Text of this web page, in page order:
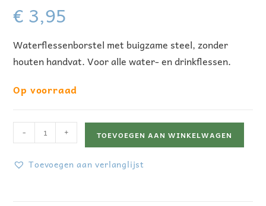
€ 3,95
Waterflessenborstel met buigzame steel, zonder
houten handvat. Voor alle water- en drinkflessen.
Op voorraad
- + TOEVOEGEN AAN WINKELWAGEN
Toevoegen aan verlanglijst